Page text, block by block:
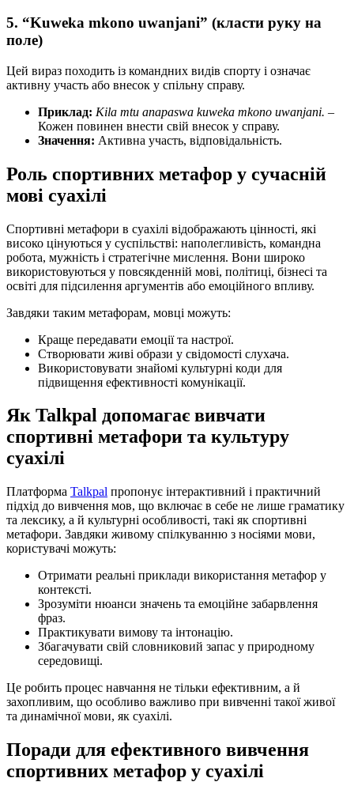
5. “Kuweka mkono uwanjani” (класти руку на
поле)
Цей вираз походить із командних видів спорту і означає
активну участь або внесок у спільну справу.
Приклад: Kila mtu anapaswa kuweka mkono uwanjani. –
Кожен повинен внести свій внесок у справу.
Значення: Активна участь, відповідальність.
Роль спортивних метафор у сучасній
мові суахілі
Спортивні метафори в суахілі відображають цінності, які
високо цінуються у суспільстві: наполегливість, командна
робота, мужність і стратегічне мислення. Вони широко
використовуються у повсякденній мові, політиці, бізнесі та
освіті для підсилення аргументів або емоційного впливу.
Завдяки таким метафорам, мовці можуть:
Краще передавати емоції та настрої.
Створювати живі образи у свідомості слухача.
Використовувати знайомі культурні коди для
підвищення ефективності комунікації.
Як Talkpal допомагає вивчати
спортивні метафори та культуру
суахілі
Платформа Talkpal пропонує інтерактивний і практичний
підхід до вивчення мов, що включає в себе не лише граматику
та лексику, а й культурні особливості, такі як спортивні
метафори. Завдяки живому спілкуванню з носіями мови,
користувачі можуть:
Отримати реальні приклади використання метафор у
контексті.
Зрозуміти нюанси значень та емоційне забарвлення
фраз.
Практикувати вимову та інтонацію.
Збагачувати свій словниковий запас у природному
середовищі.
Це робить процес навчання не тільки ефективним, а й
захопливим, що особливо важливо при вивченні такої живої
та динамічної мови, як суахілі.
Поради для ефективного вивчення
спортивних метафор у суахілі